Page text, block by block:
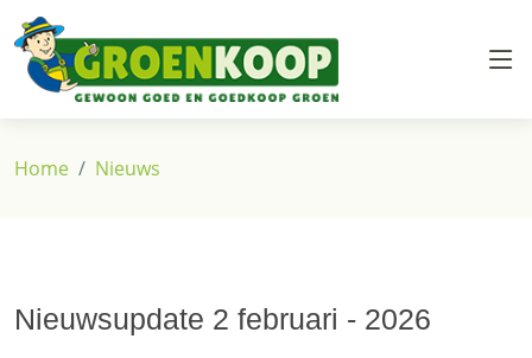
Overslaan en naar de inhoud gaan
Kruimelpad
Home Nieuws
Nieuwsupdate 2 februari - 2026